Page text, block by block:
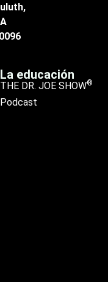
La educación
THE DR. JOE SHOW®
Podcast